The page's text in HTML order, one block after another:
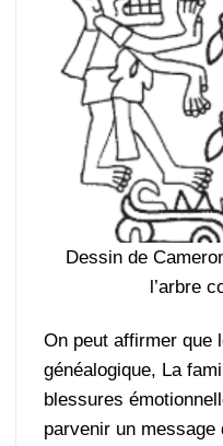
Dessin de
l’arbre
On peut affirmer que
généalogique, La
blessures
parvenir un message